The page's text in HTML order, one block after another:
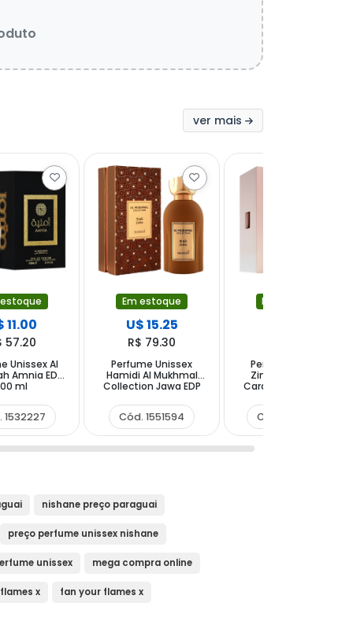
ver mais
11.00
57.20
Unissex Al
Amnia EDP
ml
1532227
Em estoque
U$ 15.25
R$ 79.30
Perfume Unissex
Hamidi Al Mukhmal
Collection Jawa EDP
Cód. 1551594
Em estoque
Perfume Unissex
Zimaya Tiramisũ
Caramel EDP 100 ml
Cód. 1484663
nishane preço paraguai
preço perfume unissex nishane
unissex mega compra online
x fan your flames x